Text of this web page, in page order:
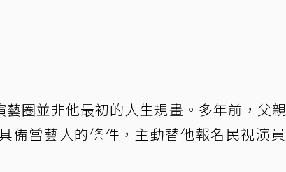
圈並非他最初的人生規畫。多年前，父
備當藝人的條件，主動替他報名民視演